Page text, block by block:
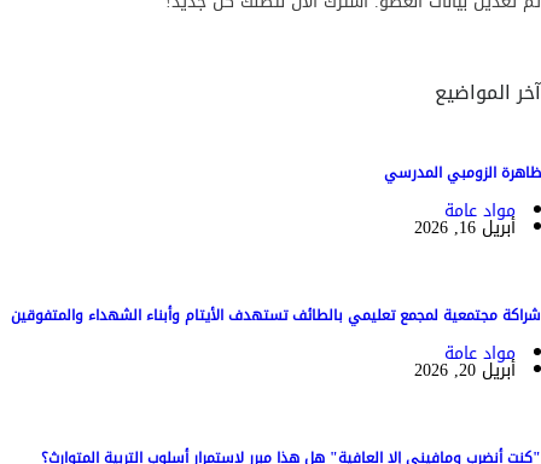
آخر المواضيع
ظاهرة الزومبي المدرسي
مواد عامة
أبريل 16, 2026
شراكة مجتمعية لمجمع تعليمي بالطائف تستهدف الأيتام وأبناء الشهداء والمتفوقين
مواد عامة
أبريل 20, 2026
"كنت أنضرب ومافيني إلا العافية" هل هذا مبرر لاستمرار أسلوب التربية المتوارث؟